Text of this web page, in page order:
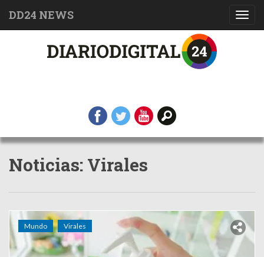
DD24 NEWS
Noticias: Virales
Mundo Virales